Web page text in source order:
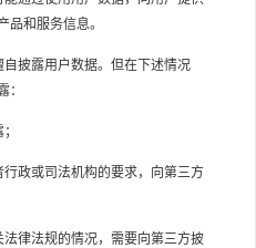
品和服务信息。
披露用户数据。但在下述情况
：
政或司法机构的要求，向第三方
律法规的情况，需要向第三方披